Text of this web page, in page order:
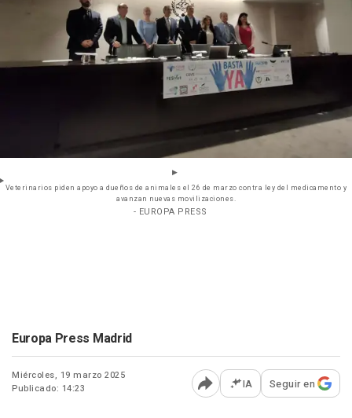
Veterinarios piden apoyo a dueños de animales el 26 de marzo contra ley del medicamento y
avanzan nuevas movilizaciones.
- EUROPA PRESS
Europa Press Madrid
Miércoles, 19 marzo 2025
Publicado: 14:23
Abrir opciones para
IA Seguir en